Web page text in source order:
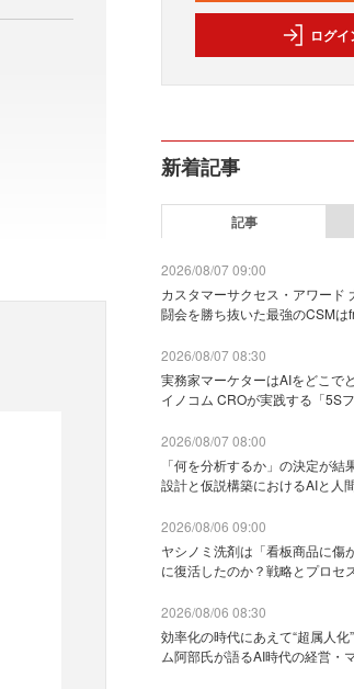
ログイ
新着記事
記事
2026/08/07 09:00
カスタマーサクセス・アワード
闘会を勝ち抜いた最強のCSMは
2026/08/07 08:30
実務家マーケターはAIをどこで
イノコム CROが実践する「5S
2026/08/07 08:00
「何を分析するか」の決定が
設計と仮説構築におけるAIと人
2026/08/06 09:00
ヤシノミ洗剤は「看板商品に傷
に復活したのか？戦略とプロセ
2026/08/06 08:30
効率化の時代にあえて“超属人
ム阿部氏が語るAI時代の経営・